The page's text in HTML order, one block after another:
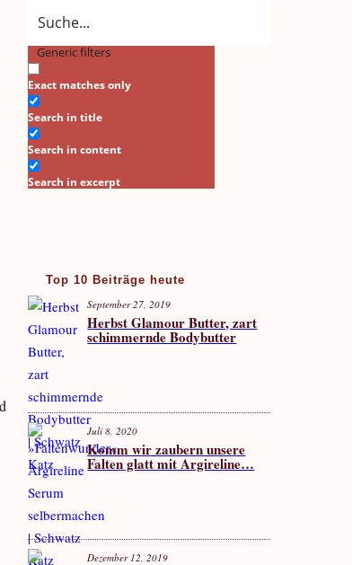
Generic filters
Exact matches only
Search in title
Search in content
Search in excerpt
Top 10 Beiträge heute
Herbst Glamour Butter, zart
schimmernde Bodybutter
September 27, 2019
Komm wir zaubern unsere
Falten glatt mit Argireline…
Juli 8, 2020
Dezember 12, 2019